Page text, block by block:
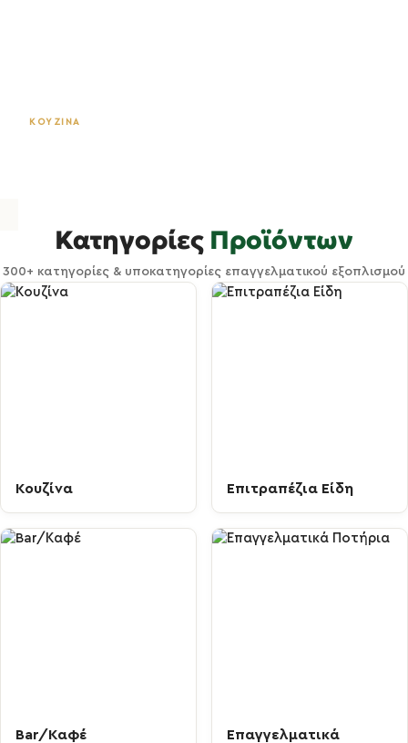
ΚΟΥΖΙΝΑ
Κατηγορίες Προϊόντων
300+ κατηγορίες & υποκατηγορίες επαγγελματικού εξοπλισμού
Κουζίνα Επιτραπέζια Είδη
Bar/Καφέ
Επαγγελματικά